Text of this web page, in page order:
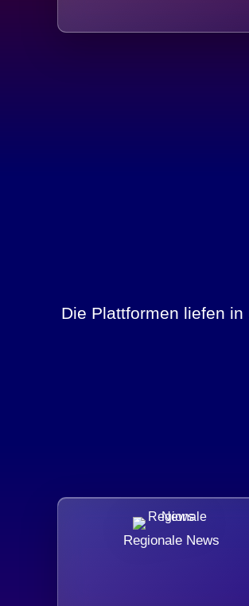
Die Plattformen liefen
Regionale News